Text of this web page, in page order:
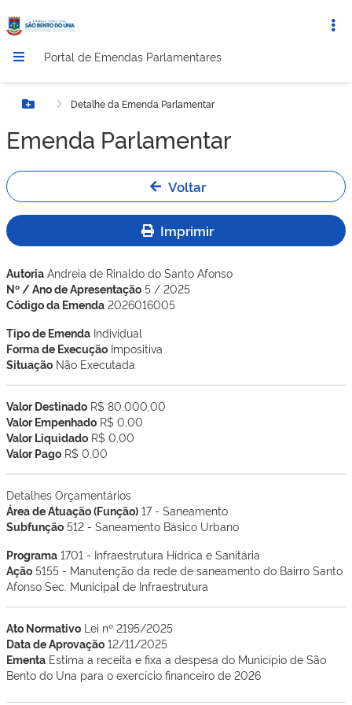
Portal de Emendas Parlamentares
Botão MenuDetalhe da Emenda Parlamentar
Emenda Parlamentar
Voltar
Imprimir
Autoria Andreia de Rinaldo do Santo Afonso
Nº / Ano de Apresentação 5 / 2025
Código da Emenda 2026016005
Tipo de Emenda Individual
Forma de Execução Impositiva
Situação Não Executada
Valor Destinado R$ 80.000,00
Valor Empenhado R$ 0,00
Valor Liquidado R$ 0,00
Valor Pago R$ 0,00
Detalhes Orçamentários
Área de Atuação (Função) 17 - Saneamento
Subfunção 512 - Saneamento Básico Urbano
Programa 1701 - Infraestrutura Hídrica e Sanitária
Ação 5155 - Manutenção da rede de saneamento do Bairro Santo
Afonso Sec. Municipal de Infraestrutura
Ato Normativo Lei nº 2195/2025
Data de Aprovação 12/11/2025
Ementa Estima a receita e fixa a despesa do Município de São
Bento do Una para o exercício financeiro de 2026